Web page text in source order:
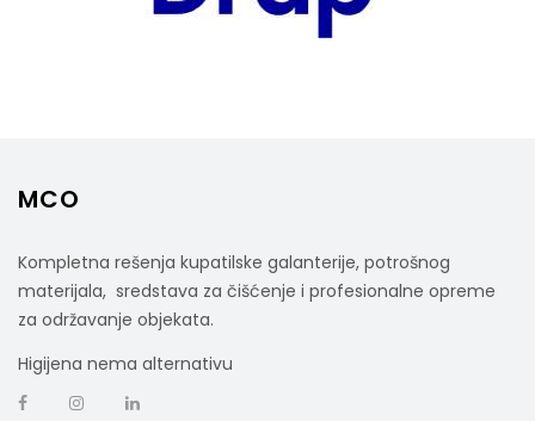
MCO
Kompletna rešenja kupatilske galanterije, potrošnog
materijala, sredstava za čišćenje i profesionalne opreme
za održavanje objekata.
Higijena nema alternativu